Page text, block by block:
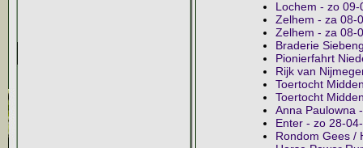
Lochem - zo 09-
Zelhem - za 08-
Zelhem - za 08-
Braderie
Pionierfahrt
Rijk van
Toertocht
Toertocht
Anna Paulowna
Enter - zo 28-
Rondom Gees /